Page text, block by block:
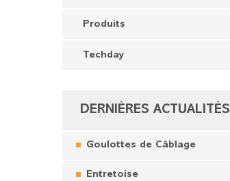
Produits
Techday
DERNIÈRES ACTUALITÉS
Goulottes de Câblage
Entretoise